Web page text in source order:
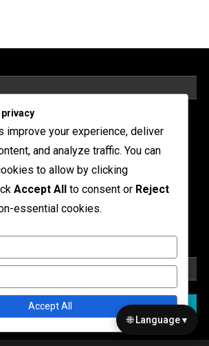
ons op
for:
improve your experience, deliver
and analyze traffic. You can
to allow by clicking
Accept All to consent or Reject
essential cookies.
Accept All
🌐 Language ▾